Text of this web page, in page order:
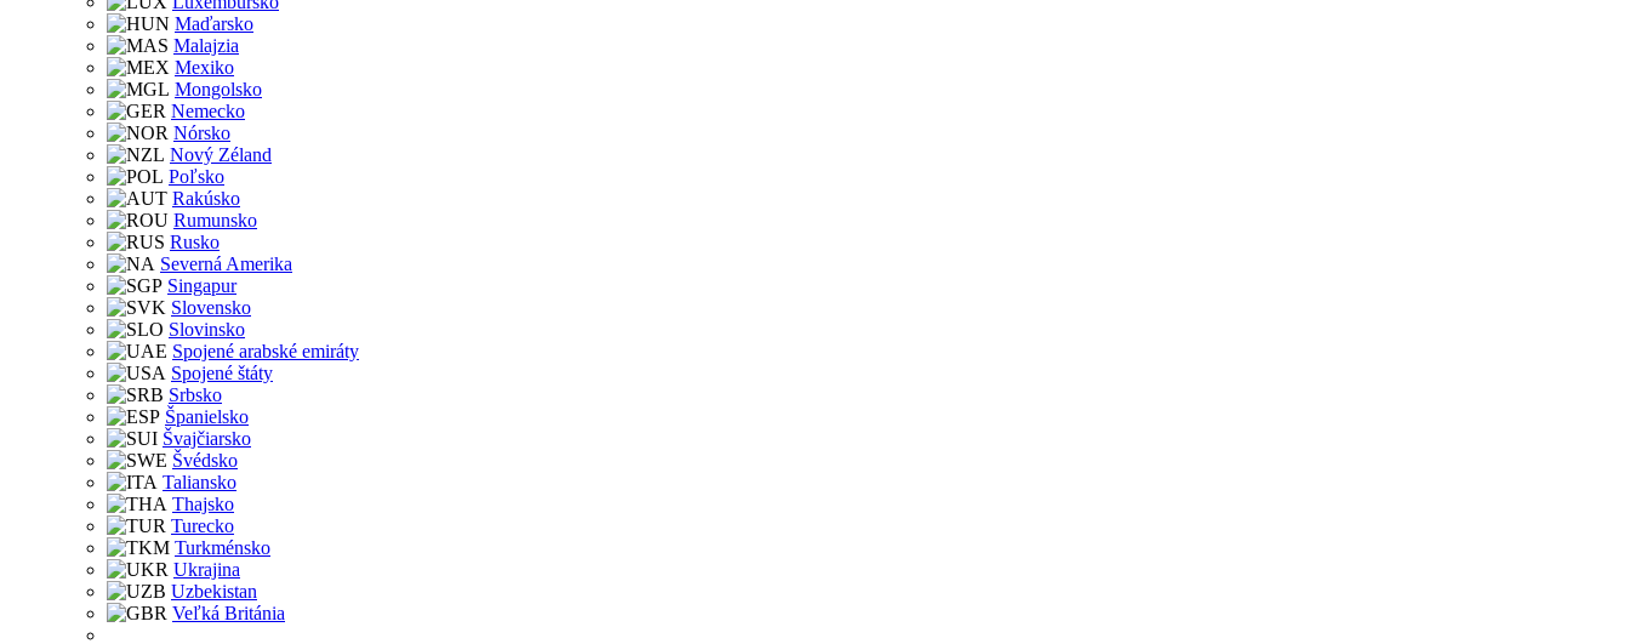
Maďarsko
Malajzia
Mexiko
Mongolsko
Nemecko
Nórsko
Nový Zéland
Poľsko
Rakúsko
Rumunsko
Rusko
Severná Amerika
Singapur
Slovensko
Slovinsko
Spojené arabské emiráty
Spojené štáty
Srbsko
Španielsko
Švajčiarsko
Švédsko
Taliansko
Thajsko
Turecko
Turkménsko
Ukrajina
Uzbekistan
Veľká Británia